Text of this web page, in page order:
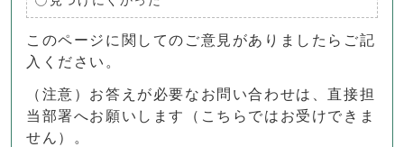
このページに関してのご意見がありましたらご記
入ください。
（注意）お答えが必要なお問い合わせは、直接担
当部署へお願いします（こちらではお受けできま
せん）。